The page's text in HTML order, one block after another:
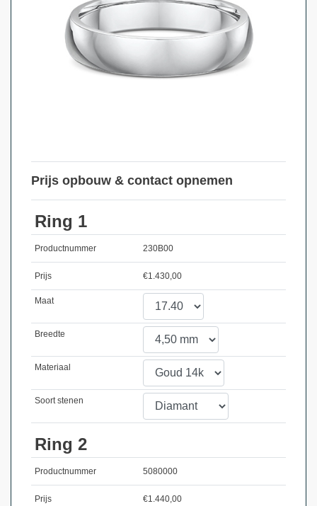
Prijs opbouw & contact opnemen
Ring 1
Productnummer 230B00
Prijs €1.430,00
Maat
Breedte
Materiaal
Soort stenen
Ring 2
Productnummer 5080000
Prijs €1.440,00